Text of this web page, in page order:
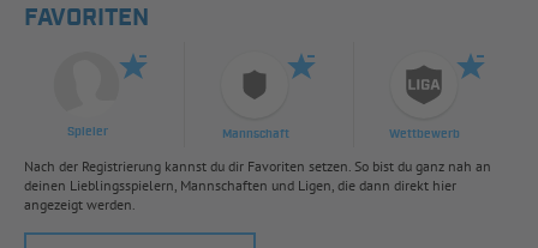
FAVORITEN
Spieler Mannschaft Wettbewerb
Nach der Registrierung kannst du dir Favoriten setzen. So bist du ganz nah an
deinen Lieblingsspielern, Mannschaften und Ligen, die dann direkt hier
angezeigt werden.